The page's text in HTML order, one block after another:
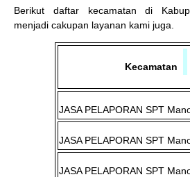
Berikut daftar kecamatan di
menjadi cakupan layanan kami juga.
Kecamatan
JASA PELAPORAN SPT
JASA PELAPORAN SPT
JASA PELAPORAN SPT